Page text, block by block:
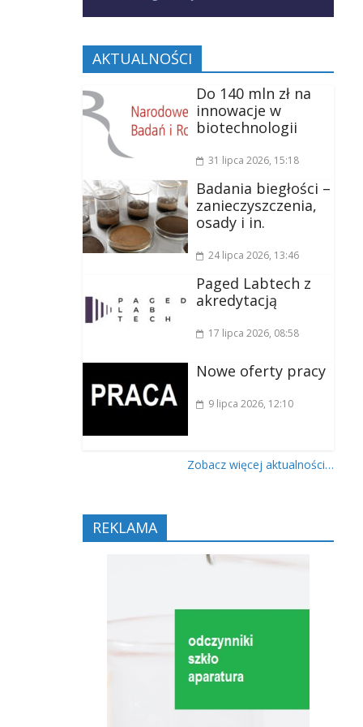
AKTUALNOŚCI
Do 140 mln zł na
innowacje w
biotechnologii
31 lipca 2026, 15:18
Badania biegłości –
zanieczyszczenia,
osady i in.
24 lipca 2026, 13:46
Paged Labtech z
akredytacją
17 lipca 2026, 08:58
Nowe oferty pracy
9 lipca 2026, 12:10
Zobacz więcej aktualności…
REKLAMA